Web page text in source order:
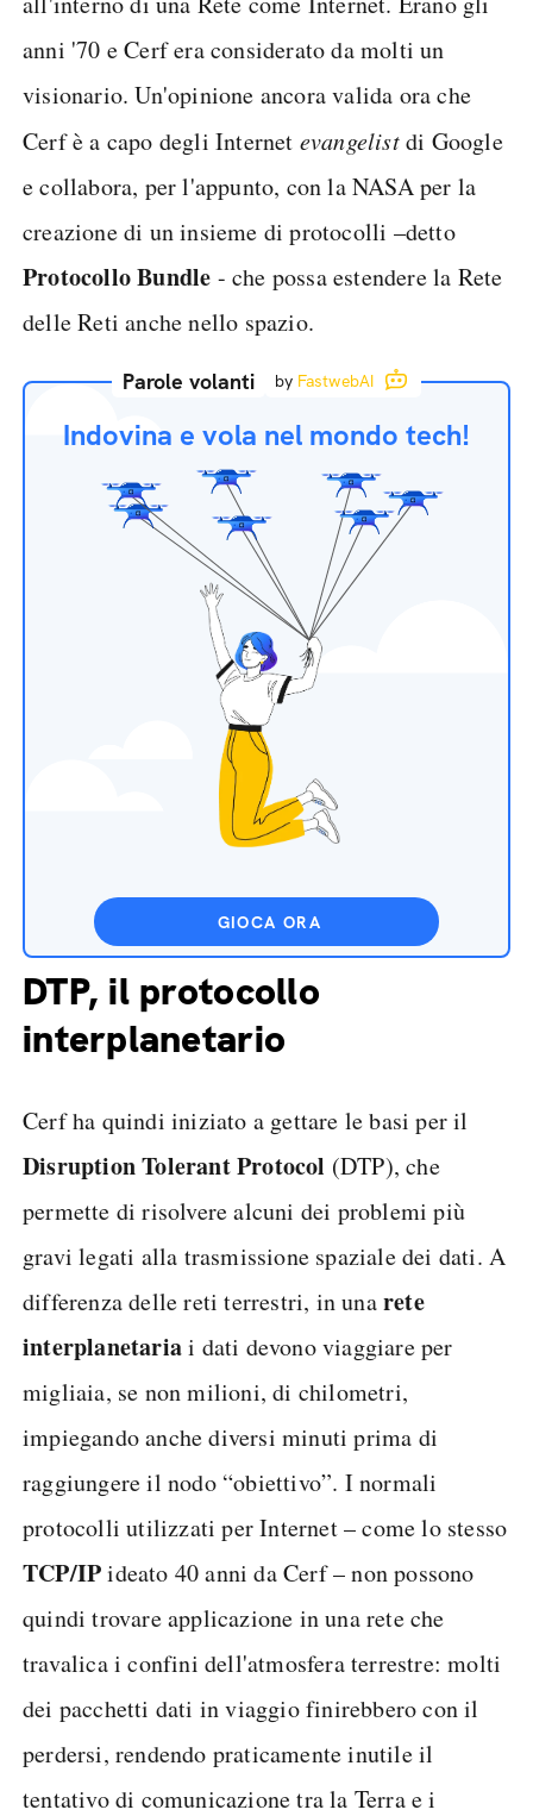
anni '70 e Cerf era considerato da molti un
visionario. Un'opinione ancora valida ora che
Cerf è a capo degli Internet evangelistdi Google
e collabora, per l'appunto, con la NASA per la
creazione di un insieme di protocolli –detto
Protocollo Bundle - che possa estendere la Rete
delle Reti anche nello spazio.
Parole volanti by FastwebAI
Indovina e vola nel mondo tech!
GIOCA ORA
DTP, il protocollo
interplanetario
Cerf ha quindi iniziato a gettare le basi per il
Disruption Tolerant Protocol (DTP), che
permette di risolvere alcuni dei problemi più
gravi legati alla trasmissione spaziale dei dati. A
differenza delle reti terrestri, in unarete
interplanetariai dati devono viaggiare per
migliaia, se non milioni, di chilometri,
impiegando anche diversi minuti prima di
raggiungere il nodo “obiettivo”. I normali
protocolli utilizzati per Internet – come lo stesso
TCP/IPideato 40 anni da Cerf – non possono
quindi trovare applicazione in una rete che
travalica i confini dell'atmosfera terrestre: molti
dei pacchetti dati in viaggio finirebbero con il
perdersi, rendendo praticamente inutile il
tentativo di comunicazione tra la Terra e i